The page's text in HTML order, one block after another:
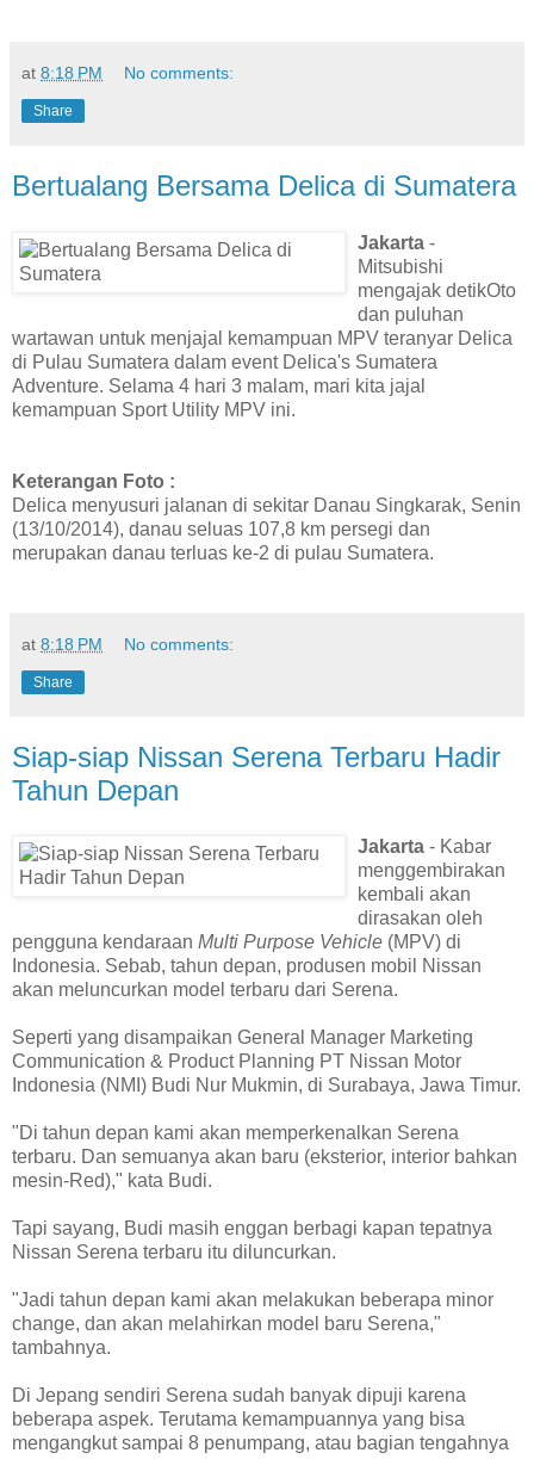
at 8:18 PM No comments:
Share
Bertualang Bersama Delica di Sumatera
Jakarta -
Mitsubishi
mengajak detikOto
dan puluhan
wartawan untuk menjajal kemampuan MPV teranyar Delica
di Pulau Sumatera dalam event Delica's Sumatera
Adventure. Selama 4 hari 3 malam, mari kita jajal
kemampuan Sport Utility MPV ini.
Keterangan Foto :
Delica menyusuri jalanan di sekitar Danau Singkarak, Senin
(13/10/2014), danau seluas 107,8 km persegi dan
merupakan danau terluas ke-2 di pulau Sumatera.
at 8:18 PM No comments:
Share
Siap-siap Nissan Serena Terbaru Hadir
Tahun Depan
Jakarta - Kabar
menggembirakan
kembali akan
dirasakan oleh
pengguna kendaraan Multi Purpose Vehicle (MPV) di
Indonesia. Sebab, tahun depan, produsen mobil Nissan
akan meluncurkan model terbaru dari Serena.
Seperti yang disampaikan General Manager Marketing
Communication & Product Planning PT Nissan Motor
Indonesia (NMI) Budi Nur Mukmin, di Surabaya, Jawa Timur.
"Di tahun depan kami akan memperkenalkan Serena
terbaru. Dan semuanya akan baru (eksterior, interior bahkan
mesin-Red)," kata Budi.
Tapi sayang, Budi masih enggan berbagi kapan tepatnya
Nissan Serena terbaru itu diluncurkan.
"Jadi tahun depan kami akan melakukan beberapa minor
change, dan akan melahirkan model baru Serena,"
tambahnya.
Di Jepang sendiri Serena sudah banyak dipuji karena
beberapa aspek. Terutama kemampuannya yang bisa
mengangkut sampai 8 penumpang, atau bagian tengahnya